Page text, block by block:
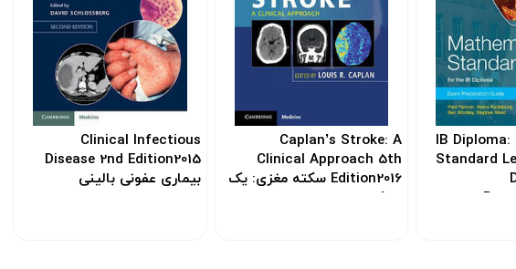
IB
Standard
Caplan’s Stroke: A
Clinical Approach 5th
Edition2016 سکته مغزی: یک
رویکرد بالینی
Clinical Infectious
Disease 2nd Edition2015
بیماری عفونی بالینی